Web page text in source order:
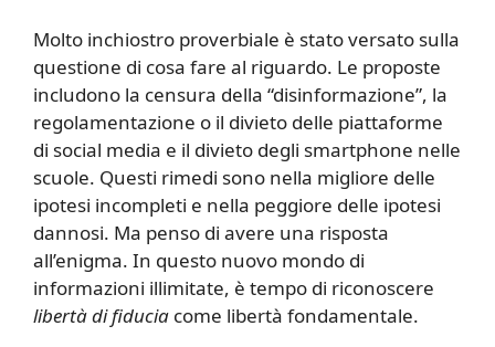
Molto inchiostro proverbiale è stato versato sulla
questione di cosa fare al riguardo. Le proposte
includono la censura della “disinformazione”, la
regolamentazione o il divieto delle piattaforme
di social media e il divieto degli smartphone nelle
scuole. Questi rimedi sono nella migliore delle
ipotesi incompleti e nella peggiore delle ipotesi
dannosi. Ma penso di avere una risposta
all’enigma. In questo nuovo mondo di
informazioni illimitate, è tempo di riconoscere
libertà di fiducia come libertà fondamentale.